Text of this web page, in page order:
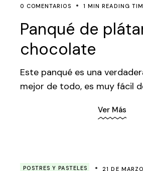
0 COMENTARIOS 1 MIN READING
Panqué de
chocolate
Este panqué es una
mejor de todo, es muy fácil
Ver Más
POSTRES Y PASTELES 21 DE